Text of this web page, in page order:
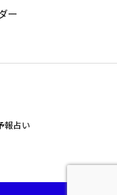
ー
報占い